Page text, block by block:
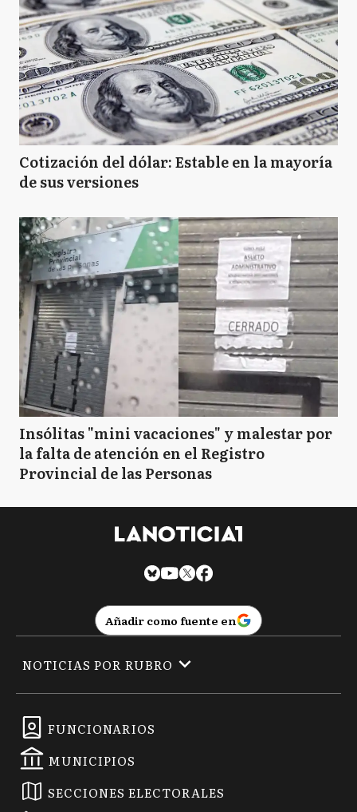
Cotización del dólar: Estable en la mayoría
de sus versiones
Insólitas "mini vacaciones" y malestar por
la falta de atención en el Registro
Provincial de las Personas
Añadir como fuente en
FUNCIONARIOS
MUNICIPIOS
SECCIONES ELECTORALES
NOTICIAS POR RUBRO